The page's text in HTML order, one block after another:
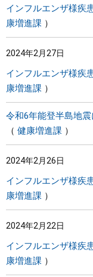
インフルエンザ様疾
康増進課
2024年2月27日
インフルエンザ様疾
康増進課
令和6年能登半島地
健康増進課
2024年2月26日
インフルエンザ様疾
康増進課
2024年2月22日
インフルエンザ様疾
康増進課